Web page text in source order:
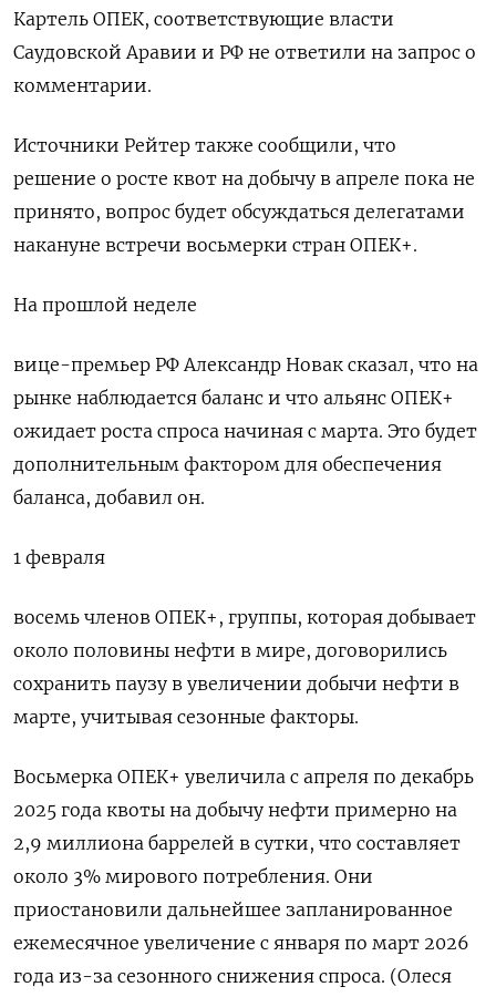
Картель ОПЕК, соответствующие власти
Саудовской Аравии и РФ не ответили ‌на запрос о
комментарии.
Источники Рейтер также сообщили, что
решение о росте квот на добычу в апреле пока не
принято, ​вопрос будет обсуждаться делегатами ​
накануне встречи ‌восьмерки стран ОПЕК+.
На прошлой неделе
вице-премьер РФ Александр Новак сказал, ​что на
рынке наблюдается баланс и что альянс ОПЕК+
ожидает роста спроса начиная с марта. Это будет
дополнительным фактором для обеспечения
баланса, добавил он.
1 февраля
восемь членов ОПЕК+, группы, которая добывает
около половины нефти в мире, договорились
сохранить паузу в увеличении добычи нефти в
марте, учитывая сезонные ​факторы.
Восьмерка ОПЕК+ увеличила с ⁠апреля по декабрь
2025 года квоты на добычу нефти примерно на
2,9 миллиона ‌баррелей в сутки, что составляет
около 3% мирового потребления. Они
‌приостановили дальнейшее запланированное
ежемесячное увеличение с января по март 2026
года из-​за сезонного снижения спроса. (Олеся